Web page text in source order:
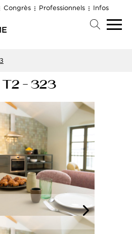
Congrès Professionnels
Infos
T2 - 323